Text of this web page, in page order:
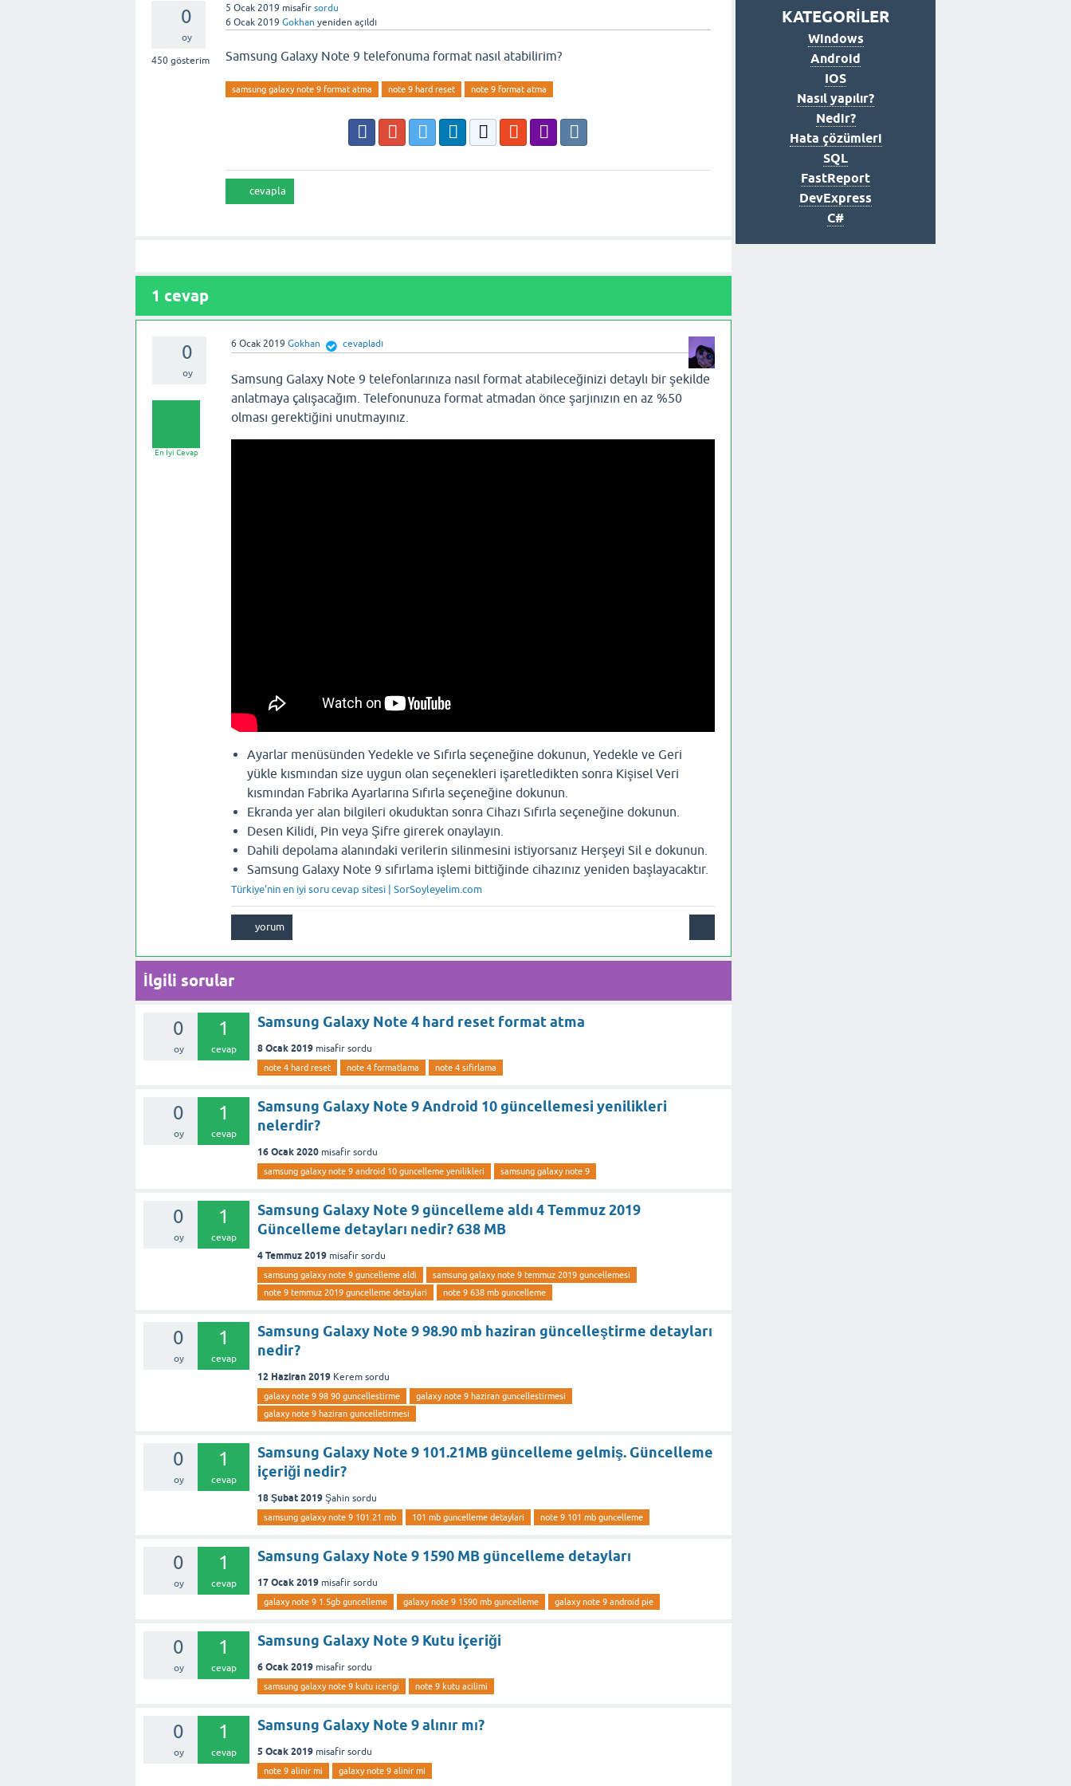
0
oy
450 gösterim
5 Ocak 2019 misafir sordu
6 Ocak 2019 Gokhan yeniden açıldı
Samsung Galaxy Note 9 telefonuma format nasıl atabilirim?
samsung galaxy note 9 format atma note 9 hard reset note 9 format atma
1 cevap
0
oy
6 Ocak 2019 Gokhan cevapladı
En İyi Cevap
Samsung Galaxy Note 9 telefonlarınıza nasıl format atabileceğinizi detaylı bir şekilde
anlatmaya çalışacağım. Telefonunuza format atmadan önce şarjınızın en az %50
olması gerektiğini unutmayınız.
Ayarlar menüsünden Yedekle ve Sıfırla seçeneğine dokunun, Yedekle ve Geri
yükle kısmından size uygun olan seçenekleri işaretledikten sonra Kişisel Veri
kısmından Fabrika Ayarlarına Sıfırla seçeneğine dokunun.
Ekranda yer alan bilgileri okuduktan sonra Cihazı Sıfırla seçeneğine dokunun.
Desen Kilidi, Pin veya Şifre girerek onaylayın.
Dahili depolama alanındaki verilerin silinmesini istiyorsanız Herşeyi Sil e dokunun.
Samsung Galaxy Note 9 sıfırlama işlemi bittiğinde cihazınız yeniden başlayacaktır.
Türkiye'nin en iyi soru cevap sitesi | SorSoyleyelim.com
İlgili sorular
0
oy
1
cevap
Samsung Galaxy Note 4 hard reset format atma
8 Ocak 2019 misafir sordu
note 4 hard reset note 4 formatlama note 4 sifirlama
0
oy
1
cevap
Samsung Galaxy Note 9 Android 10 güncellemesi yenilikleri
nelerdir?
16 Ocak 2020 misafir sordu
samsung galaxy note 9 android 10 guncelleme yenilikleri samsung galaxy note 9
0
oy
1
cevap
Samsung Galaxy Note 9 güncelleme aldı 4 Temmuz 2019
Güncelleme detayları nedir? 638 MB
4 Temmuz 2019 misafir sordu
samsung galaxy note 9 guncelleme aldi
samsung galaxy note 9 temmuz 2019 guncellemesi
note 9 temmuz 2019 guncelleme detaylari
note 9 638 mb guncelleme
0
oy
1
cevap
Samsung Galaxy Note 9 98.90 mb haziran güncelleştirme detayları
nedir?
12 Haziran 2019 Kerem sordu
galaxy note 9 98 90 guncellestirme
galaxy note 9 haziran guncellestirmesi
galaxy note 9 haziran guncelletirmesi
0
oy
1
cevap
Samsung Galaxy Note 9 101.21MB güncelleme gelmiş. Güncelleme
içeriği nedir?
18 Şubat 2019 Şahin sordu
samsung galaxy note 9 101.21 mb 101 mb guncelleme detaylari note 9 101 mb guncelleme
0
oy
1
cevap
Samsung Galaxy Note 9 1590 MB güncelleme detayları
17 Ocak 2019 misafir sordu
galaxy note 9 1.5gb guncelleme galaxy note 9 1590 mb guncelleme galaxy note 9 android pie
0
oy
1
cevap
Samsung Galaxy Note 9 Kutu İçeriği
6 Ocak 2019 misafir sordu
samsung galaxy note 9 kutu icerigi note 9 kutu acilimi
0
oy
1
cevap
Samsung Galaxy Note 9 alınır mı?
5 Ocak 2019 misafir sordu
note 9 alinir mi galaxy note 9 alinir mi
KATEGORİLER
Windows
Android
IOS
Nasıl yapılır?
Nedir?
Hata çözümleri
SQL
FastReport
DevExpress
C#